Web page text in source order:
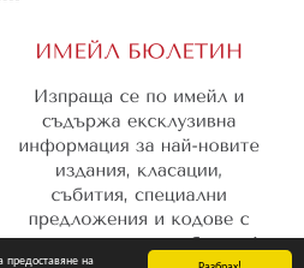
предоставяне на